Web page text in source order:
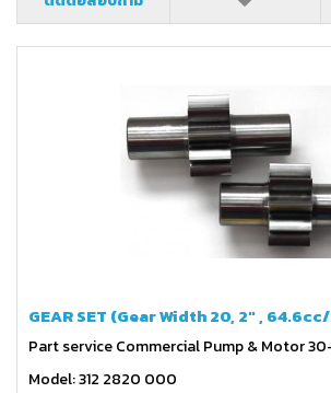
GEAR SET (Gear Width 20, 2" ,
Part service Commercial Pump & Motor
Model: 312 2820 000